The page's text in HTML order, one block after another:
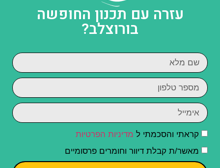
עזרה עם תכנון החופשה
בורוצלב?
קראתי והסכמתי ל מדיניות הפרטיות
מאשר/ת קבלת דיוור וחומרים פרסומיים